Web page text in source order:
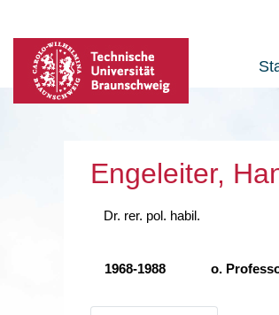
Engeleiter,
Dr. rer. pol. habil.
1968-1988 o.